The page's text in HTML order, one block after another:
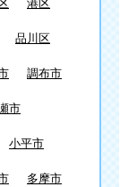
港区
品川区
調布市
市
小平市
多摩市